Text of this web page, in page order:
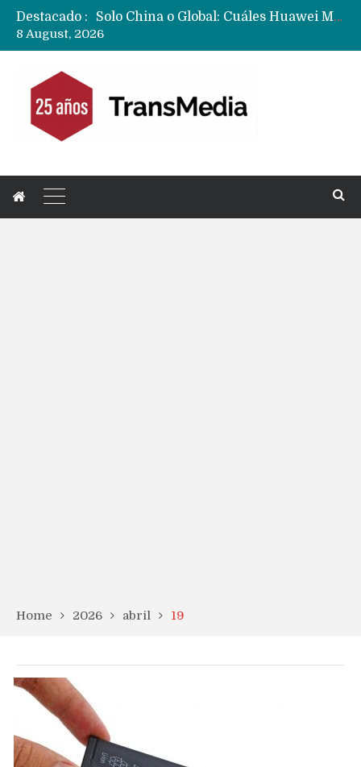
Destacado :
Data Centers de Huawei en Chile, México, Brasil,Perú y Argentina podrían verse afectados por arremetida de EE.UU
8 August, 2026
Home 2026 abril 19